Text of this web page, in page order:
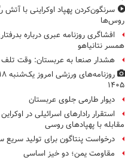
سرنگون‌کردن پهپاد اوکراینی با آتش
روس‌ها
افشاگری روزنامه عبری درباره
همسر نتانیاهو
هشدار صنعا به عربستان: وقت تلف
۱۴۰۵
دیوار طارمی جلوی عربستان
استقرار رادارهای اسرائیلی در
مقابله با پهپادهای روسی
درخواست پنتاگون برای تولید سریع
مقاومت یمن؛ دو خیز اساسی